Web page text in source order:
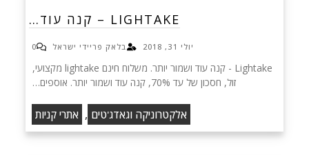
LIGHTAKE – קנה עוד…
יולי 31, 2018 בלאק פריידי ישראל 0
Lightake - קנה עוד ושמור יותר. משלוח חינם lightake מקצועי,
זול, חסכון של עד 70%, קנה עוד ושמור יותר. אוספים…
אלקטרוניקה וגאדג'טים , אתרי קניות